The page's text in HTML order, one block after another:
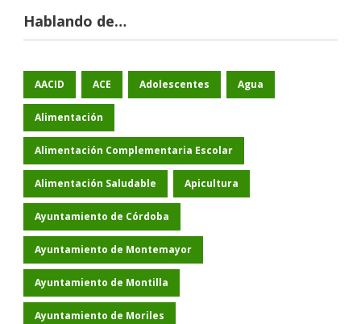
Hablando de…
AACID ACE Adolescentes Agua
Alimentación
Alimentación Complementaria Escolar
Alimentación Saludable Apicultura
Ayuntamiento de Córdoba
Ayuntamiento de Montemayor
Ayuntamiento de Montilla
Ayuntamiento de Moriles